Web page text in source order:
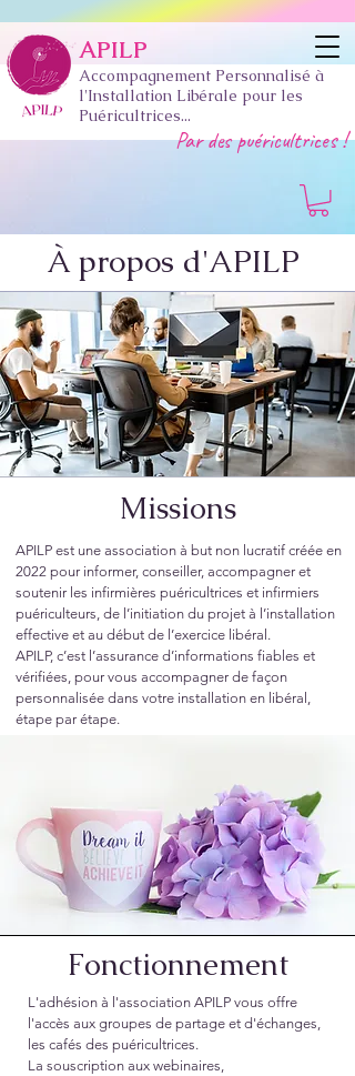
APILP
Accompagnement Personnalisé à
l'Installation Libérale pour les
Puéricultrices...
Par des puéricultrices !
À propos d'APILP
Missions
APILP est une association à but non lucratif créée en
2022 pour informer, conseiller, accompagner et
soutenir les infirmières puéricultrices et infirmiers
puériculteurs, de l’initiation du projet à l’installation
effective et au début de l’exercice libéral.
APILP, c’est l’assurance d’informations fiables et
vérifiées, pour vous accompagner de façon
personnalisée dans votre installation en libéral,
étape par étape.
Fonctionnement
L'adhésion à l'association APILP vous offre
l'accès aux groupes de partage et d'échanges,
les cafés des puéricultrices.
La souscription aux webinaires,